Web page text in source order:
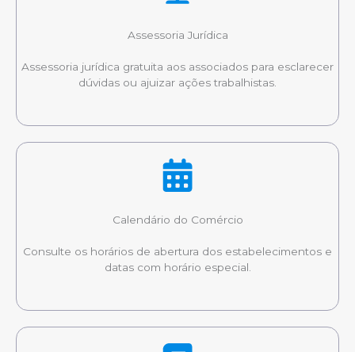
Assessoria Jurídica
Assessoria jurídica gratuita aos associados para esclarecer
dúvidas ou ajuizar ações trabalhistas.
Calendário do Comércio
Consulte os horários de abertura dos estabelecimentos e
datas com horário especial.